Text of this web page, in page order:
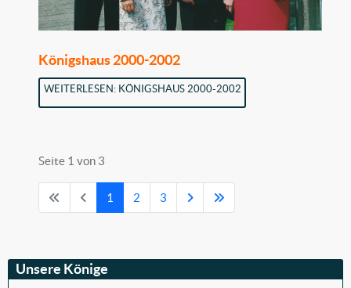
Königshaus 2000-2002
WEITERLESEN: KÖNIGSHAUS 2000-2002
Seite 1 von 3
1 2 3
Unsere Könige